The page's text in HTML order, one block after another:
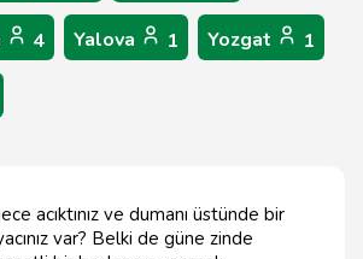
4 Yalova 1 Yozgat 1
acıktınız ve dumanı üstünde bir
var? Belki de güne zinde